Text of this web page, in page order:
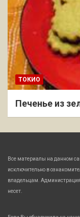
ТОКИО
Печенье из
Все материалы на данном
исключительно в
владельцам. Администрация
несет.